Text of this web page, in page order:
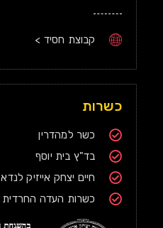
קבוצת חסיד >
כשרות
כשר למהדרין
בד"ץ בית יוסף
חיים יצחק אייזיק לנדא
כשרות העדה החרדית